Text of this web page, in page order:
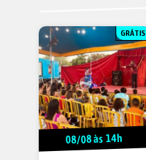
GRÁTIS
08/08 às 14h